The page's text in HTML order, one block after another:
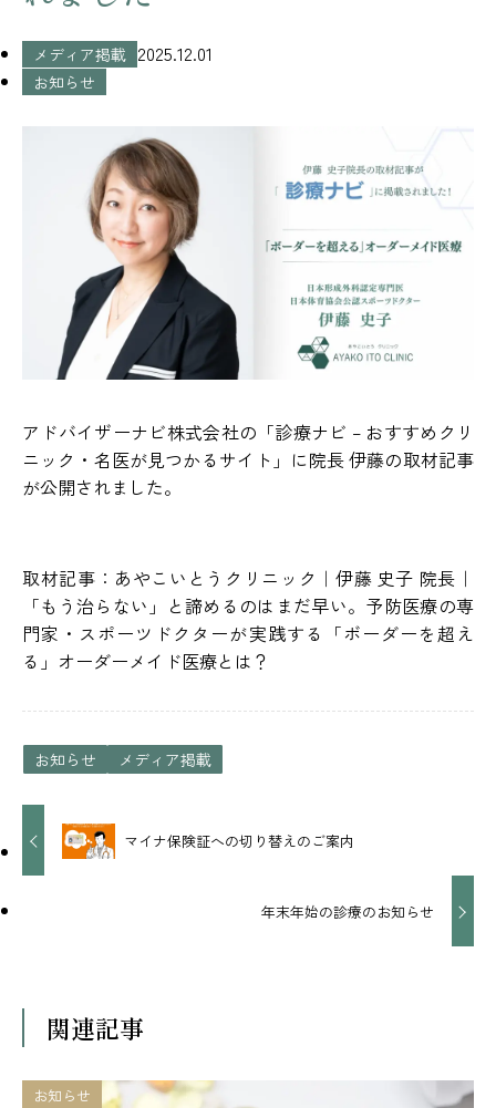
メディア掲載
お知らせ
2025.12.01
アドバイザーナビ株式会社の 「診療ナビ – おすすめクリ
ニック・名医が見つかるサイト」 に院長 伊藤の取材記事
が公開されました。
取材記事： あやこいとうクリニック｜伊藤 史子 院長｜
「もう治らない」と諦めるのはまだ早い。予防医療の専
門家・スポーツドクターが実践する「ボーダーを超え
る」オーダーメイド医療とは？
お知らせ メディア掲載
マイナ保険証への切り替えのご案内
年末年始の診療のお知らせ
関連記事
お知らせ